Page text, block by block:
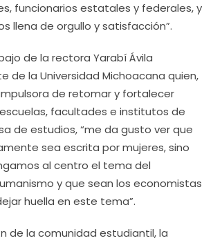
funcionarios estatales y federales, y
llena de orgullo y satisfacción”.
de la rectora Yarabí Ávila
de la Universidad Michoacana quien,
de retomar y fortalecer
facultades e institutos de
de estudios, “me da gusto ver que
sea escrita por mujeres, sino
al centro el tema del
y que sean los economistas
huella en este tema”.
de la comunidad estudiantil, la